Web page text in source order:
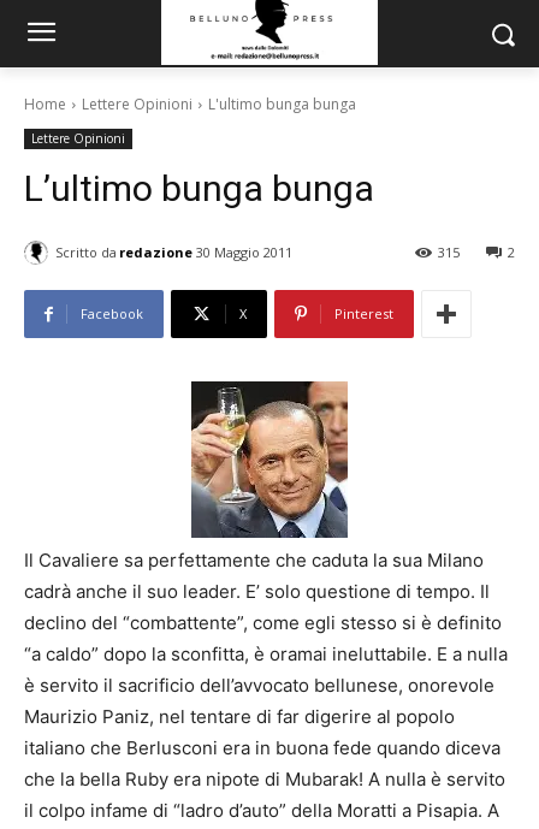
Home Lettere Opinioni L'ultimo bunga bunga
Lettere Opinioni
L’ultimo bunga bunga
Scritto da redazione 30 Maggio 2011 2
315
Facebook X Pinterest
Il Cavaliere sa perfettamente che caduta la sua Milano
cadrà anche il suo leader. E’ solo questione di tempo. Il
declino del “combattente”, come egli stesso si è definito
“a caldo” dopo la sconfitta, è oramai ineluttabile. E a nulla
è servito il sacrificio dell’avvocato bellunese, onorevole
Maurizio Paniz, nel tentare di far digerire al popolo
italiano che Berlusconi era in buona fede quando diceva
che la bella Ruby era nipote di Mubarak! A nulla è servito
il colpo infame di “ladro d’auto” della Moratti a Pisapia. A